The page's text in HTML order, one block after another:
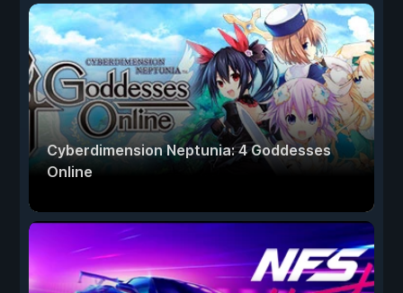
Cyberdimension Neptunia: 4 Goddesses
Online